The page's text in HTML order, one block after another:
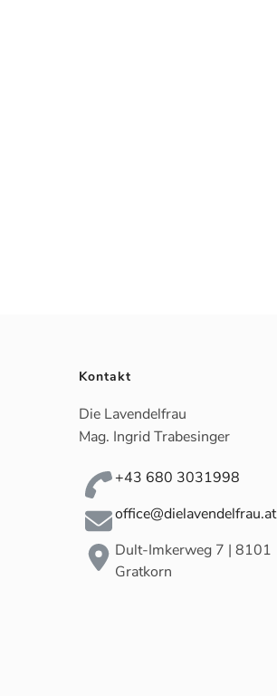
Kontakt
Die Lavendelfrau
Mag. Ingrid Trabesinger
+43 680 3031998
office@dielavendelfrau.at
Dult-Imkerweg 7 | 8101
Gratkorn